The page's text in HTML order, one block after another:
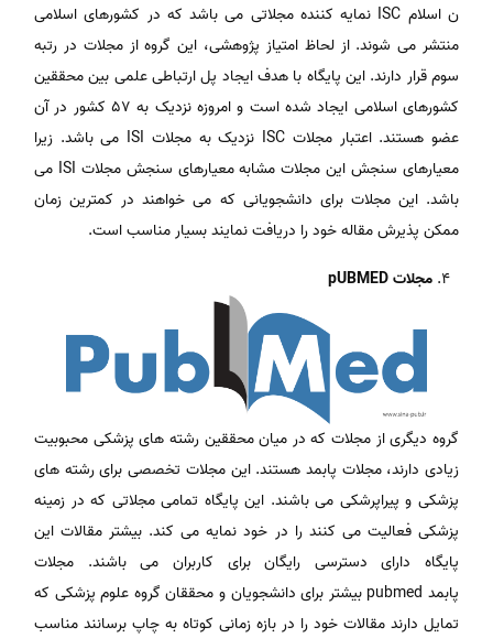
ن اسلام ISC
نمایه کننده مجلاتی می باشد که در کشورهای اسلامی
منتشر می شوند. از لحاظ امتیاز پژوهشی، این گروه از مجلات در رتبه
سوم قرار دارند. این پایگاه با هدف ایجاد پل ارتباطی علمی بین محققین
کشورهای اسلامی ایجاد شده است و امروزه نزدیک به 57 کشور در آن
عضو هستند. اعتبار مجلات ISC نزدیک به مجلات ISI می باشد. زیرا
معیارهای سنجش این مجلات مشابه معیارهای سنجش مجلات ISI می
باشد. این مجلات برای دانشجویانی که می خواهند در کمترین زمان
ممکن پذیرش مقاله خود را دریافت نمایند بسیار مناسب است.
مجلات pUBMED
گروه دیگری از مجلات که در میان محققین رشته های پزشکی محبوبیت
زیادی دارند، مجلات پابمد هستند. این مجلات تخصصی برای رشته های
پزشکی و پیراپرشکی می باشند. این پایگاه تمامی مجلاتی که در زمینه
پزشکی فعالیت می کنند را در خود نمایه می کند. بیشتر مقالات این
پایگاه دارای دسترسی رایگان برای کاربران می باشند. مجلات
پابمد pubmed بیشتر برای دانشجویان و محققان گروه علوم پزشکی که
تمایل دارند مقالات خود را در بازه زمانی کوتاه به چاپ برسانند مناسب